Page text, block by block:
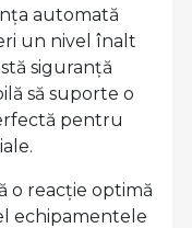
automată
un nivel înalt
siguranță
să suporte o
pentru
o reacție optimă
echipamentele